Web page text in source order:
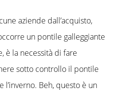
aziende dall’acquisto,
un pontile galleggiante
è la necessità di fare
sotto controllo il pontile
l’inverno. Beh, questo è un